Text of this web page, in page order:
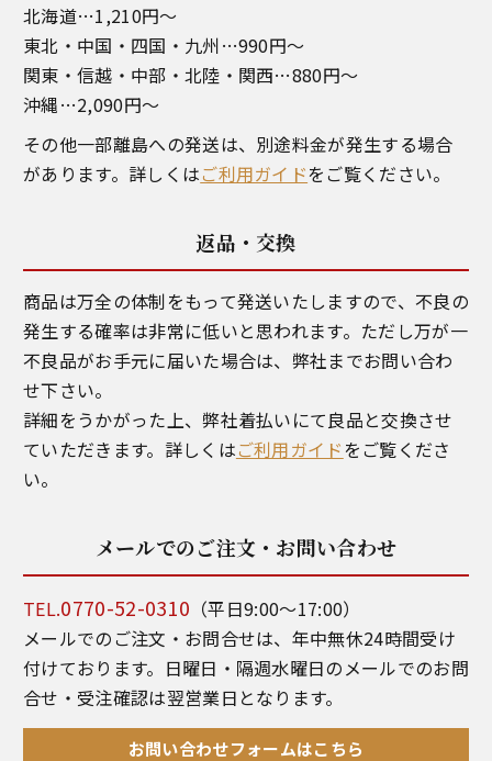
北海道…1,210円～
東北・中国・四国・九州…990円～
関東・信越・中部・北陸・関西…880円～
沖縄…2,090円～
その他一部離島への発送は、別途料金が発生する場合
があります。詳しくはご利用ガイドをご覧ください。
返品・交換
商品は万全の体制をもって発送いたしますので、不良の
発生する確率は非常に低いと思われます。ただし万が一
不良品がお手元に届いた場合は、弊社までお問い合わ
せ下さい。
詳細をうかがった上、弊社着払いにて良品と交換させ
ていただきます。詳しくはご利用ガイドをご覧くださ
い。
メールでのご注文・お問い合わせ
TEL.0770-52-0310 （平日9:00～17:00）
メールでのご注文・お問合せは、年中無休24時間受け
付けております。日曜日・隔週水曜日のメールでのお問
合せ・受注確認は翌営業日となります。
お問い合わせフォームはこちら